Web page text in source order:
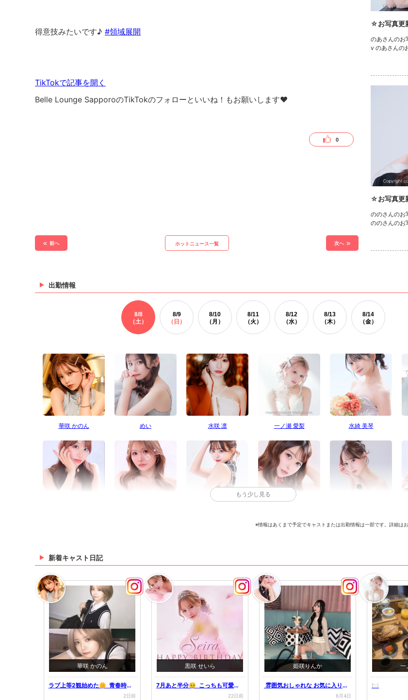
得意技みたいです♪ #領域展開
TikTokで記事を開く
Belle Lounge SapporoのTikTokのフォローといいね！もお願いします❤
0
前へ ホットニュース一覧 次へ
☆お写真更
のあさんのお
v のあさんの
☆お写真更
ののさんのお
ののさんのお
出勤情報
8/8
（土）
8/9
（日）
8/10
（月）
8/11
（火）
8/12
（水）
8/13
（木）
8/14
（金）
華咲 かのん めい 水咲 凛 一ノ瀬 愛梨 水綺 美琴
なる 姫乃 まりん このみ
一条 舞 くらん せな みかにゃん
もう少し見る
※情報はあくまで予定でキャストまたは出勤情報は一部です。詳細は
新着キャスト日記
華咲 かのん
ラブ上等2観始めた🌼 ⁡ 青春時代
2日前
黒咲 せいら
7月あと半分🥺 ⁡ こっちも可愛く
22日前
姫咲りんか
⁡ 雰囲気おしゃれな お気に入りの
6月4日
一
🍽️